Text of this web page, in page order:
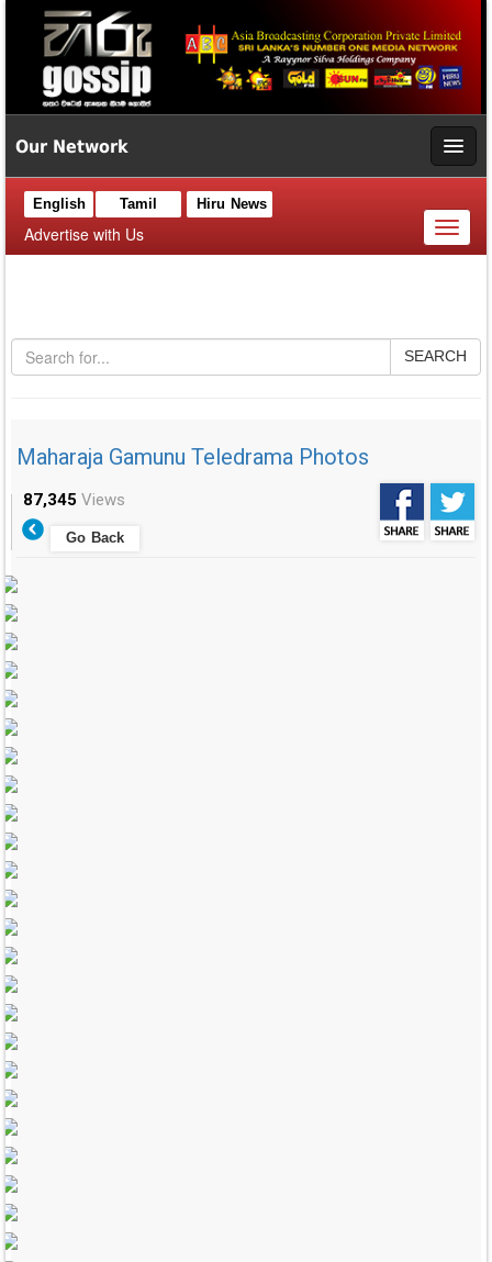
Our Network
English Tamil Hiru News
Advertise with Us
Toggle
SEARCH
Maharaja Gamunu Teledrama Photos
87,345 Views
Go Back